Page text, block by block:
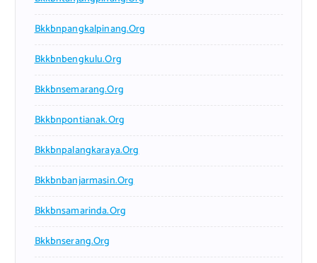
Bkkbnpangkalpinang.org
Bkkbnbengkulu.org
Bkkbnsemarang.org
Bkkbnpontianak.org
Bkkbnpalangkaraya.org
Bkkbnbanjarmasin.org
Bkkbnsamarinda.org
Bkkbnserang.org